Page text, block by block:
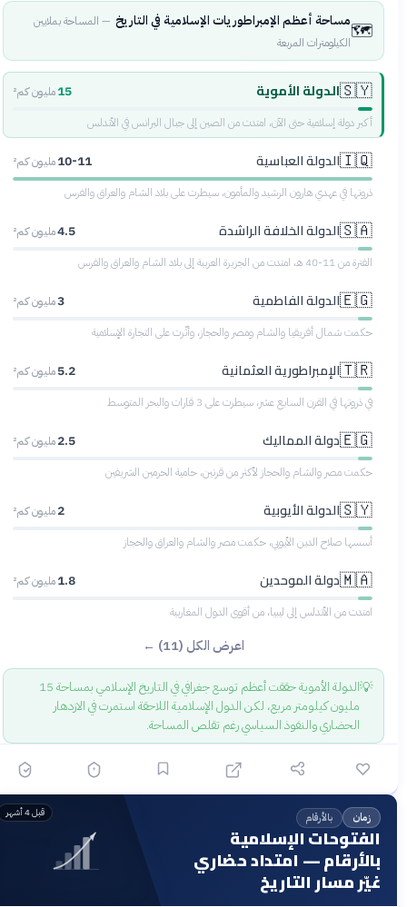
🗺️مساحة أعظم الإمبراطوريات الإسلامية في التاريخ — المساحة بملايين
الكيلومترات المربعة
🇸🇾الدولة الأموية 15مليون كم²
أكبر دولة إسلامية حتى الآن، امتدت من الصين إلى جبال البرانس في الأندلس
🇮🇶الدولة العباسية 10-11مليون كم²
ذروتها في عهدي هارون الرشيد والمأمون، سيطرت على بلاد الشام والعراق والفرس
🇸🇦الدولة الخلافة الراشدة 4.5مليون كم²
الفترة من 11-40 هـ، امتدت من الجزيرة العربية إلى بلاد الشام والعراق والفرس
🇪🇬الدولة الفاطمية
مليون كم²
حكمت شمال أفريقيا والشام ومصر والحجاز، وأثّرت على التجارة الإسلامية
🇹🇷الإمبراطورية العثمانية 5.2مليون كم²
في ذروتها في القرن السابع عشر، سيطرت على 3 قارات والبحر المتوسط
🇪🇬دولة المماليك 2.5مليون كم²
حكمت مصر والشام والحجاز لأكثر من قرنين، حامية الحرمين الشريفين
🇸🇾الدولة الأيوبية
مليون كم²
أسسها صلاح الدين الأيوبي، حكمت مصر والشام والعراق والحجاز
🇲🇦دولة الموحدين 1.8مليون كم²
امتدت من الأندلس إلى ليبيا، من أقوى الدول المغاربية
اعرض الكل (11) ←
💡
الدولة الأموية حققت أعظم توسع جغرافي في التاريخ الإسلامي بمساحة 15
مليون كيلومتر مربع، لكن الدول الإسلامية اللاحقة استمرت في الازدهار
الحضاري والنفوذ السياسي رغم تقلص المساحة.
زمان بالأرقام
الفتوحات الإسلامية
بالأرقام — امتداد حضاري
غيّر مسار التاريخ
قبل 4 أشهر